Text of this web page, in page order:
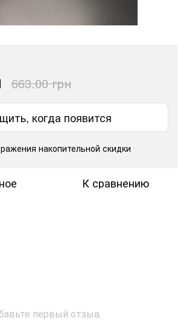
663.00 грн
когда появится
накопительной скидки
К сравнению
первый отзыв